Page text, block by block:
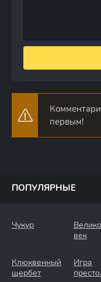
первым!
ПОПУЛЯРНЫЕ
Чукур
век
Клюквенный
щербет
Игра